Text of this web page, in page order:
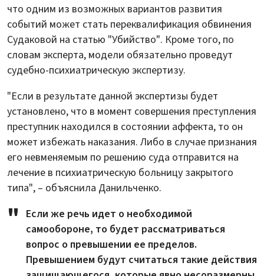
что одним из возможных вариантов развития
событий может стать переквалификация обвинения
Судаковой на статью "Убийство". Кроме того, по
словам эксперта, модели обязательно проведут
судебно-психиатрическую экспертизу.
"Если в результате данной экспертизы будет
установлено, что в момент совершения преступления
преступник находился в состоянии аффекта, то он
может избежать наказания. Либо в случае признания
его невменяемым по решению суда отправится на
лечение в психиатрическую больницу закрытого
типа", – объяснила Данильченко.
Если же речь идет о необходимой
самообороне, то будет рассматриваться
вопрос о превышении ее пределов.
Превышением будут считаться такие действия